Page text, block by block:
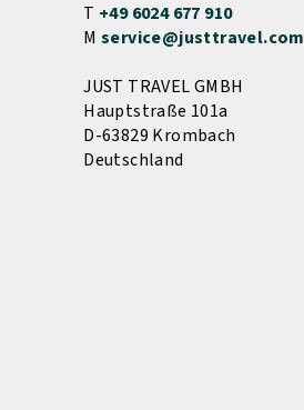
T +49 6024 677 910
Mservice@justtravel.com
JUST TRAVEL GMBH
Hauptstraße 101a
D-63829 Krombach
Deutschland